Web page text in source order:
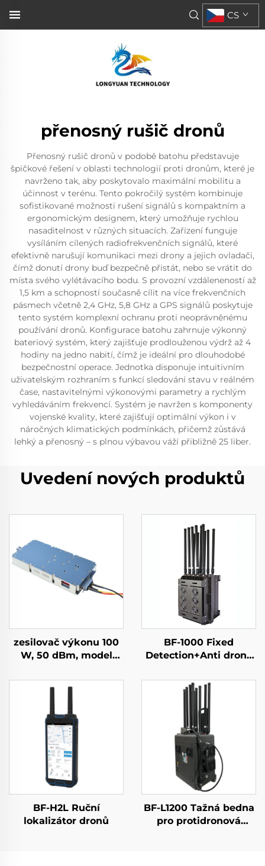
CS
přenosný rušič dronů
Přenosný rušič dronů v podobě batohu představuje
špičkové řešení v oblasti technologií proti dronům, které je
navrženo tak, aby poskytovalo maximální mobilitu a
účinnost v terénu. Tento pokročilý systém kombinuje
sofistikované možnosti rušení signálů s kompaktním a
ergonomickým designem, který umožňuje rychlou
nasaditelnost v různých situacích. Zařízení funguje
vysíláním cílených radiofrekvenčních signálů, které
efektivně narušují komunikaci mezi drony a jejich ovladači,
čímž donutí drony buď bezpečně přistát, nebo se vrátit do
místa svého vylétávacího bodu. S provozní vzdáleneností až
1,5 km a schopností současně cílit na více frekvenčních
pásmech včetně 2,4 GHz, 5,8 GHz a GPS signálů poskytuje
tento systém komplexní ochranu proti neoprávněnému
používání dronů. Konfigurace batohu zahrnuje výkonný
bateriový systém, který zajišťuje prodlouženou výdrž až 4
hodiny na jedno nabití, čímž je ideální pro dlouhodobé
bezpečnostní operace. Jednotka disponuje intuitivním
uživatelským rozhraním s funkcí sledování stavu v reálném
čase, nastavitelnými výkonovými parametry a rychlým
vyhledáváním frekvencí. Systém je navržen s komponenty
vojenské kvality, které zajišťují optimální výkon i v
náročných klimatických podmínkách, přičemž zůstává
lehký a přenosný – s plnou výbavou váží přibližně 25 liber.
Uvedení nových produktů
zesilovač výkonu 100
W, 50 dBm, model
dronům, modul pro
potlačování dronů,
pásmo 5,2/5,8 GHz,
dostatečné stínění RF,
5,2/5,8 GHz, 100 W, 50
dBm
BF-1000 Fixed
Detection+Anti drone
BF-H2L Ruční
lokalizátor dronů
BF-L1200 Tažná bedna
pro protidronová